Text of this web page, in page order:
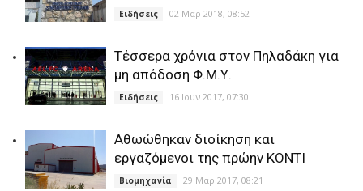
Ειδήσεις 02 Μαρ 2018, 08:52
Τέσσερα χρόνια στον Πηλαδάκη για
μη απόδοση Φ.Μ.Υ.
Ειδήσεις 16 Ιουν 2017, 07:30
Aθωώθηκαν διοίκηση και
εργαζόμενοι της πρώην ΚΟΝΤΙ
Βιομηχανία 29 Μαρ 2017, 08:21